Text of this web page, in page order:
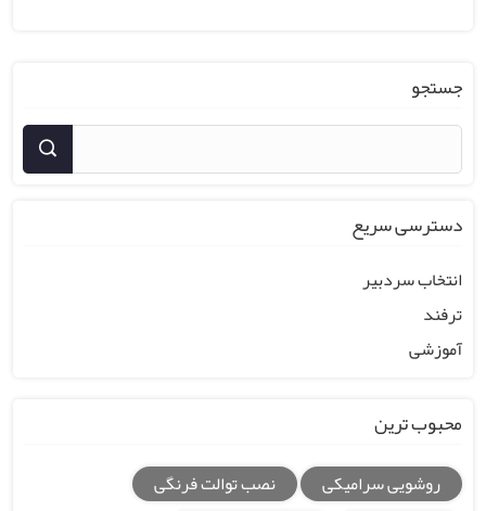
جستجو
دسترسی سریع
انتخاب سردبیر
ترفند
آموزشی
محبوب ترین
روشویی سرامیکی
نصب توالت فرنگی